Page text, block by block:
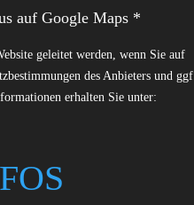
auf Google Maps *
geleitet werden, wenn Sie auf
des Anbieters und ggf.
erhalten Sie unter: